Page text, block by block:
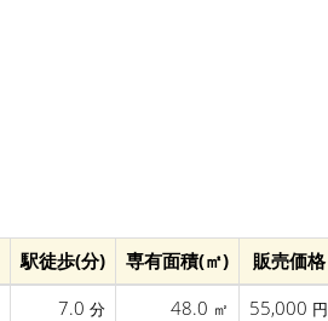
駅徒歩(分) 専有面積(㎡) 販売価格
7.0 分 48.0 ㎡ 55,000 円